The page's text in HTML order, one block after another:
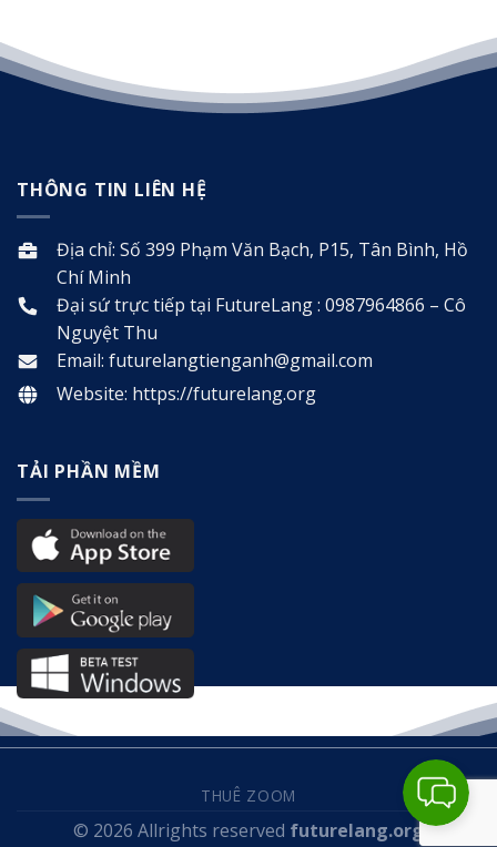
THÔNG TIN LIÊN HỆ
Địa chỉ: Số 399 Phạm Văn Bạch, P15, Tân Bình, Hồ
Chí Minh
Đại sứ trực tiếp tại FutureLang : 0987964866 – Cô
Nguyệt Thu
Email: futurelangtienganh@gmail.com
Website: https://futurelang.org
TẢI PHẦN MỀM
THUÊ ZOOM
© 2026 Allrights reserved futurelang.org